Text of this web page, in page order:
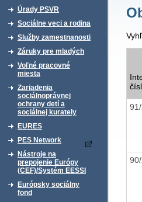
Úrady PSVR
Sociálne veci a rodina
Služby zamestnanosti
Záruky pre mladých
Voľné pracovné
miesta
Zariadenia
sociálnoprávnej
ochrany detí a
sociálnej kurately
EURES
PES Network
Nástroje na
prepojenie Európy
(CEF)/Systém EESSI
Európsky sociálny
fond